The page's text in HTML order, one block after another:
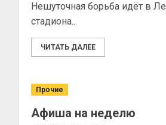
Нешуточная борьба идёт в
стадиона...
ЧИТАТЬ ДАЛЕЕ
Прочие
Афиша на неделю